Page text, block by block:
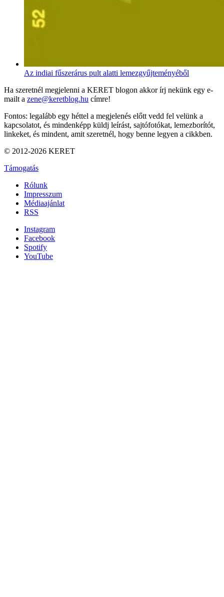
Az indiai fűszerárus pult alatti lemezgyűjteményéből
Ha szeretnél megjelenni a KERET blogon akkor írj nekünk egy e-
mailt a zene@keretblog.hu címre!
Fontos: legalább egy héttel a megjelenés előtt vedd fel velünk a
kapcsolatot, és mindenképp küldj leírást, sajtófotókat, lemezborítót,
linkeket, és mindent, amit szeretnél, hogy benne legyen a cikkben.
© 2012-2026 KERET
Támogatás
Rólunk
Impresszum
Médiaajánlat
RSS
Instagram
Facebook
Spotify
YouTube